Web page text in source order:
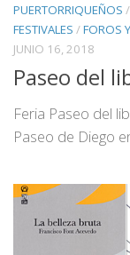
PUERTORRIQUEÑOS /
FESTIVALES /FOROS
JUNIO 16, 2018
Paseo del
Feria Paseo del
Paseo de Diego